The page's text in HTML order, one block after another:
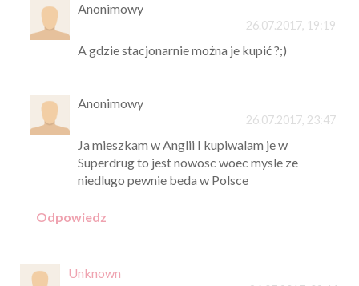
Anonimowy
26.07.2017, 19:19
A gdzie stacjonarnie można je kupić ?;)
Anonimowy
26.07.2017, 23:47
Ja mieszkam w Anglii I kupiwalam je w
Superdrug to jest nowosc woec mysle ze
niedlugo pewnie beda w Polsce
Odpowiedz
Unknown